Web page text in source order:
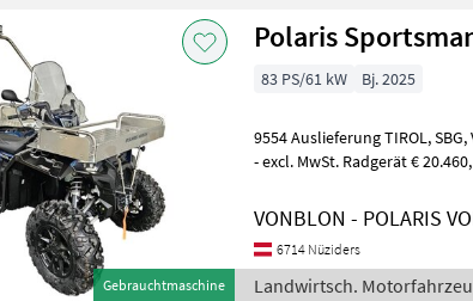
Gebrauchtmaschine
Polaris
83 PS/61 kW Bj. 2025
9554 Auslieferung TIROL, SBG, VLBG, WR. NEUSTADT möglich € 15.860,
- excl. MwSt. Radgerät €
VONBLON - POLARIS
6714 Nüziders
Landwirtsch.